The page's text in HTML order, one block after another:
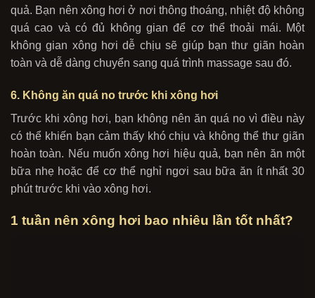
quả. Bạn nên xông hơi ở nơi thông thoáng, nhiệt độ không
quá cao và có đủ không gian để cơ thể thoải mái. Một
không gian xông hơi dễ chịu sẽ giúp bạn thư giãn hoàn
toàn và dễ dàng chuyển sang quá trình massage sau đó.
6. Không ăn quá no trước khi xông hơi
Trước khi xông hơi, bạn không nên ăn quá no vì điều này
có thể khiến bạn cảm thấy khó chịu và không thể thư giãn
hoàn toàn. Nếu muốn xông hơi hiệu quả, bạn nên ăn một
bữa nhẹ hoặc để cơ thể nghỉ ngơi sau bữa ăn ít nhất 30
phút trước khi vào xông hơi.
1 tuần nên xông hơi bao nhiêu lần tốt nhất?